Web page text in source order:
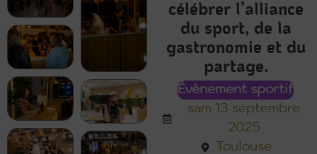
célébrer l’alliance
du sport, de la
gastronomie et du
partage.
Évènement sportif
sam 13 septembre
2025
Toulouse